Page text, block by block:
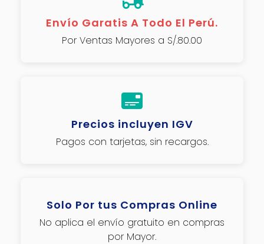
Envío Garatis A Todo El Perú.
Por Ventas Mayores a S/.80.00
Precios incluyen IGV
Pagos con tarjetas, sin recargos.
Solo Por tus Compras Online
No aplica el envío gratuito en compras
por Mayor.